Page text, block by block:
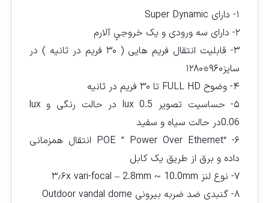
۱- دارای Super Dynamic
۲- داراى سه ورودى و یک خروجىٍ آلارم
۳- قابلیت انتقال فریم هایى ( ۳۰ فریم در ثانیه ) در
سایز۹۶۰٭۱۲۸۰
۴- وضوح FULL HD تا ۳۰ فریم در ثانیه
۵- حساسیت تصویر lux 0.5 در حالت رنگى و lux
0.06در حالت سیاه و سفید
۶- “POE ” Power Over Ethernet انتقال همزمانى
داده و برق از طریق یک کابل
۷- نوع لنز ۳٫۶x vari-focal – 2.8mm ~ 10.0mm
۸- گنبدی ضد ضربه بیرونی Outdoor vandal dome